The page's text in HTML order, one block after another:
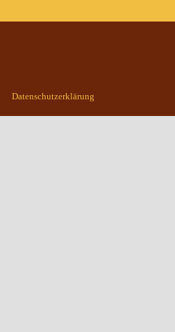
Datenschutzerklärung